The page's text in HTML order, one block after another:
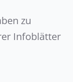
zu
Infoblätter